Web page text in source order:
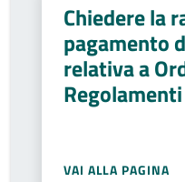
Chiedere la
pagamento
relativa a
VAI ALLA PAGINA